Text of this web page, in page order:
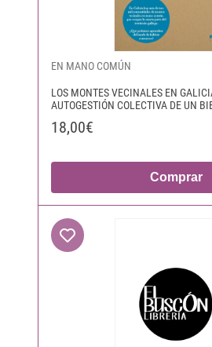
EN MANO COMÚN
LOS MONTES VECINALES EN
AUTOGESTIÓN COLECTIVA DE UN
18,00€
Comprar